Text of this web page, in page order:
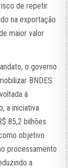
de repetir
na exportação
maior valor
o governo
BNDES
à
a iniciativa
85,2 bilhões
objetivo
processamento
a